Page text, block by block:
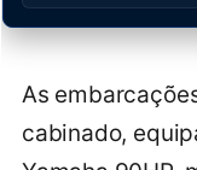
As
cabinado,